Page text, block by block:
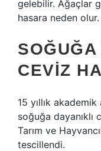
gelebilir. Ağaçlar
hasara neden
CEVIZ
15 yıllık
soğuğa dayanıklı
Tarım ve
tescillendi.